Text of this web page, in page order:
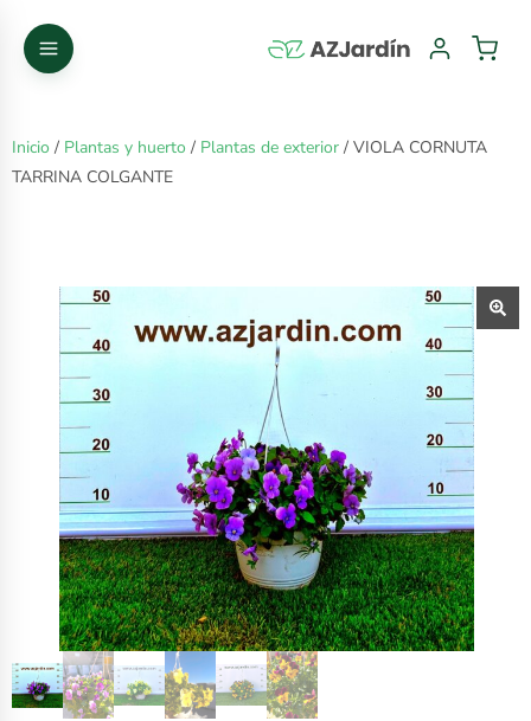
Inicio / Plantas y huerto / Plantas de exterior / VIOLA CORNUTA
TARRINA COLGANTE